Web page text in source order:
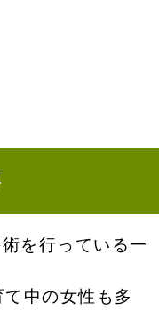
を行っている一
中の女性も多